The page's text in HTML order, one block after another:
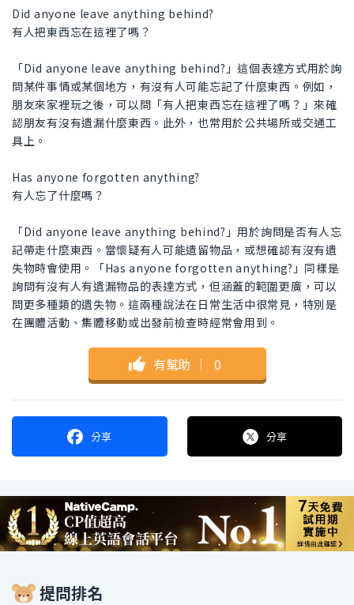
Did anyone leave anything behind?
有人把東西忘在這裡了嗎？
「Did anyone leave anything behind?」這個表達方式用於詢
問某件事情或某個地方，有沒有人可能忘記了什麼東西。例如，
朋友來家裡玩之後，可以問「有人把東西忘在這裡了嗎？」來確
認朋友有沒有遺漏什麼東西。此外，也常用於公共場所或交通工
具上。
Has anyone forgotten anything?
有人忘了什麼嗎？
「Did anyone leave anything behind?」用於詢問是否有人忘
記帶走什麼東西。當懷疑有人可能遺留物品，或想確認有沒有遺
失物時會使用。「Has anyone forgotten anything?」同樣是
詢問有沒有人有遺漏物品的表達方式，但涵蓋的範圍更廣，可以
問更多種類的遺失物。這兩種說法在日常生活中很常見，特別是
在團體活動、集體移動或出發前檢查時經常會用到。
有幫助 ｜ 0
分享 分享
提問排名